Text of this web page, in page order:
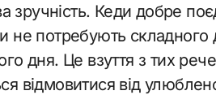
зручність. Кеди добре
не потребують складного
дня. Це взуття з тих
відмовитися від